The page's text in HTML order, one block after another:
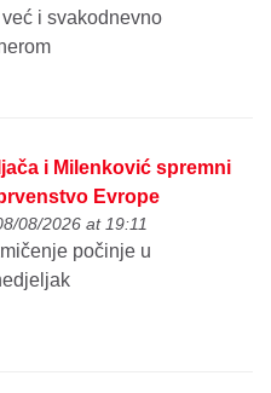
i svakodnevno
i Milenković spremni
Evrope
08/2026 at 19:11
počinje u